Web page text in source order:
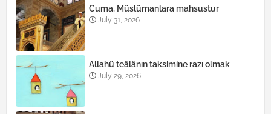
Cuma, Müslümanlara mahsustur
July 31, 2026
Allahü teâlânın taksimine razı olmak
July 29, 2026